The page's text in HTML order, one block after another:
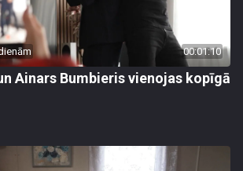
00:01:10
Ainars Bumbieris vienojas kopīgā